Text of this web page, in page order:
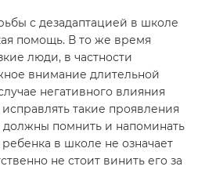
с дезадаптацией в школе
помощь. В то же время
люди, в частности
внимание длительной
негативного влияния
такие проявления
помнить и напоминать
в школе не означает
не стоит винить его за